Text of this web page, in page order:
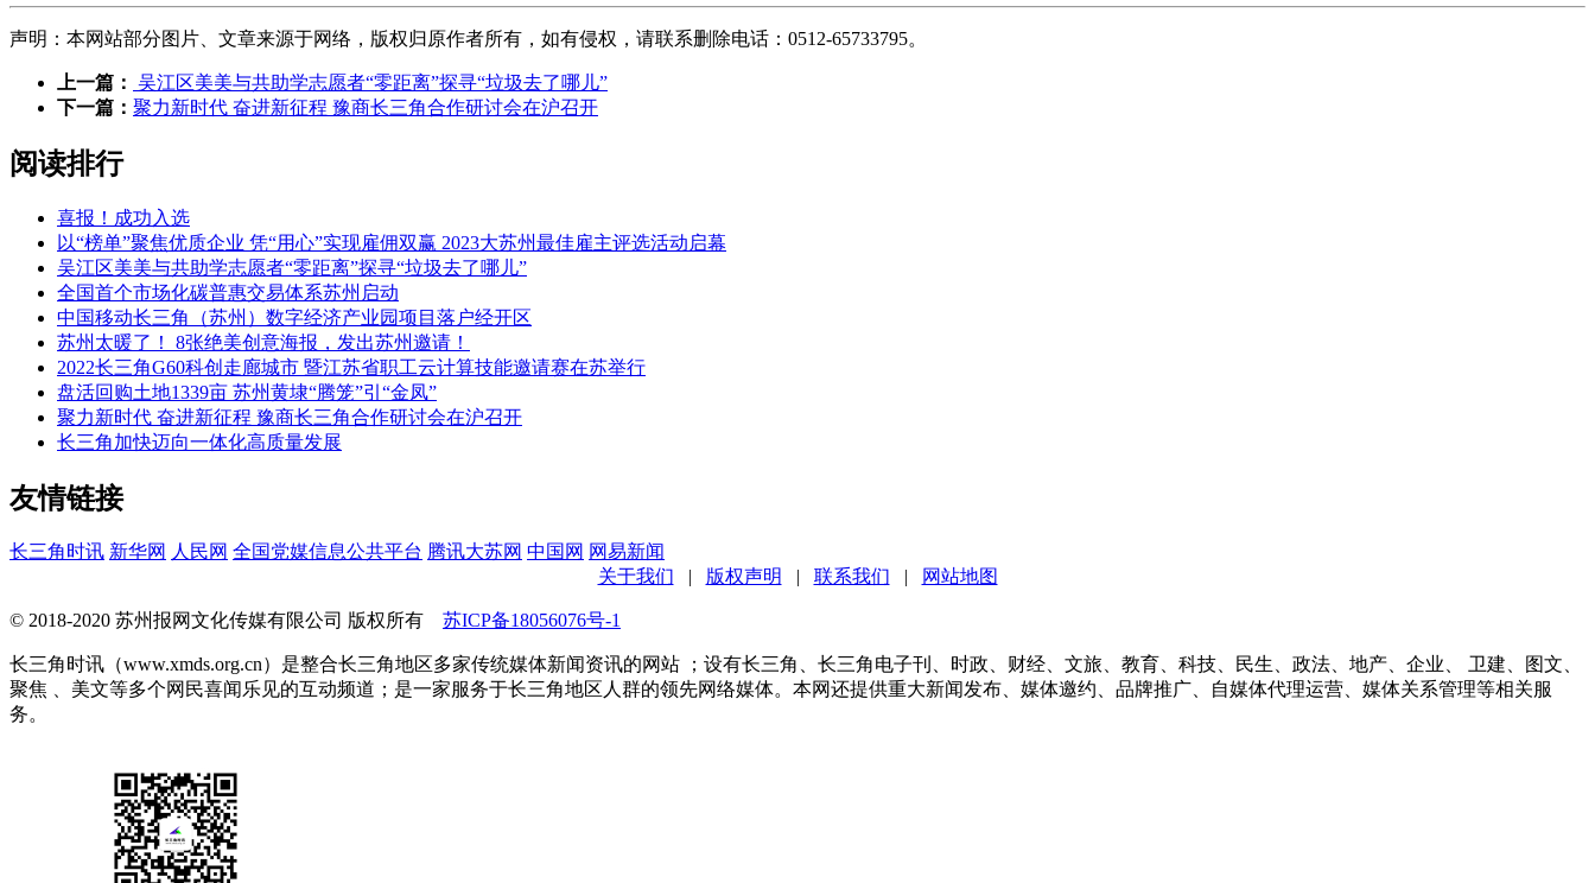
声明：本网站部分图片、文章来源于网络，版权归原作者所有，如有侵权，请联系删除电话：0512-65733795。
上一篇： 吴江区美美与共助学志愿者“零距离”探寻“垃圾去了哪儿”
下一篇： 聚力新时代 奋进新征程 豫商长三角合作研讨会在沪召开
阅读排行
喜报！成功入选
以“榜单”聚焦优质企业 凭“用心”实现雇佣双赢 2023大苏州最佳雇主评选活动启幕
吴江区美美与共助学志愿者“零距离”探寻“垃圾去了哪儿”
全国首个市场化碳普惠交易体系苏州启动
中国移动长三角（苏州）数字经济产业园项目落户经开区
苏州太暖了！ 8张绝美创意海报，发出苏州邀请！
2022长三角G60科创走廊城市 暨江苏省职工云计算技能邀请赛在苏举行
盘活回购土地1339亩 苏州黄埭“腾笼”引“金凤”
聚力新时代 奋进新征程 豫商长三角合作研讨会在沪召开
长三角加快迈向一体化高质量发展
友情链接
长三角时讯 新华网 人民网 全国党媒信息公共平台 腾讯大苏网 中国网 网易新闻
关于我们
| 版权声明 | 联系我们 | 网站地图
© 2018-2020 苏州报网文化传媒有限公司 版权所有 苏ICP备18056076号-1
长三角时讯（www.xmds.org.cn）是整合长三角地区多家传统媒体新闻资讯的网站 ；设有长三角、长三角电子刊、时政、财经、文旅、教育、科技、民生、政法、地产、企业、 卫建、图文、
聚焦 、美文等多个网民喜闻乐见的互动频道；是一家服务于长三角地区人群的领先网络媒体。本网还提供重大新闻发布、媒体邀约、品牌推广、自媒体代理运营、媒体关系管理等相关服
务。